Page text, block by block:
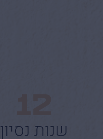
שנות נסיון